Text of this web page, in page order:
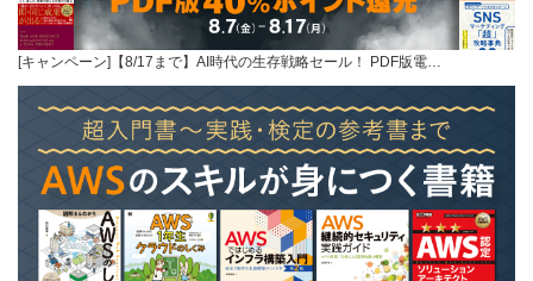
[キャンペーン]【8/17まで】AI時代の生存戦略セール！ PDF版電…